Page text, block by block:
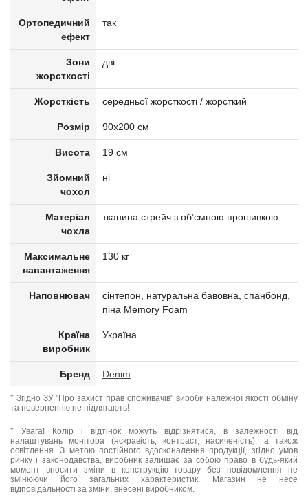
Ортопедичний
ефект
так
Зони
жорсткості
дві
Жорсткість середньої жорсткості / жорсткий
Розмір 90x200 см
Висота 19 см
Зйомний
чохол
ні
Матеріал
чохла
тканина стрейч з об’ємною прошивкою
Максимальне
навантаження
130 кг
Наповнювач
cінтепон, натуральна бавовна, спанбонд,
піна Memory Foam
Країна
виробник
Україна
Бренд Denim
* Згідно ЗУ "Про захист прав споживачів" вироби належної якості обміну
та поверненню не підлягають!
* Увага! Колір і відтінок можуть відрізнятися, в залежності від
налаштувань монітора (яскравість, контраст, насиченість), а також
освітлення. З метою постійного вдосконалення продукції, згідно умов
ринку і законодавства, виробник залишає за собою право в будь-який
момент вносити зміни в конструкцію товару без повідомлення не
змінюючи його загальних характеристик. Магазин не несе
відповідальності за зміни, внесені виробником.